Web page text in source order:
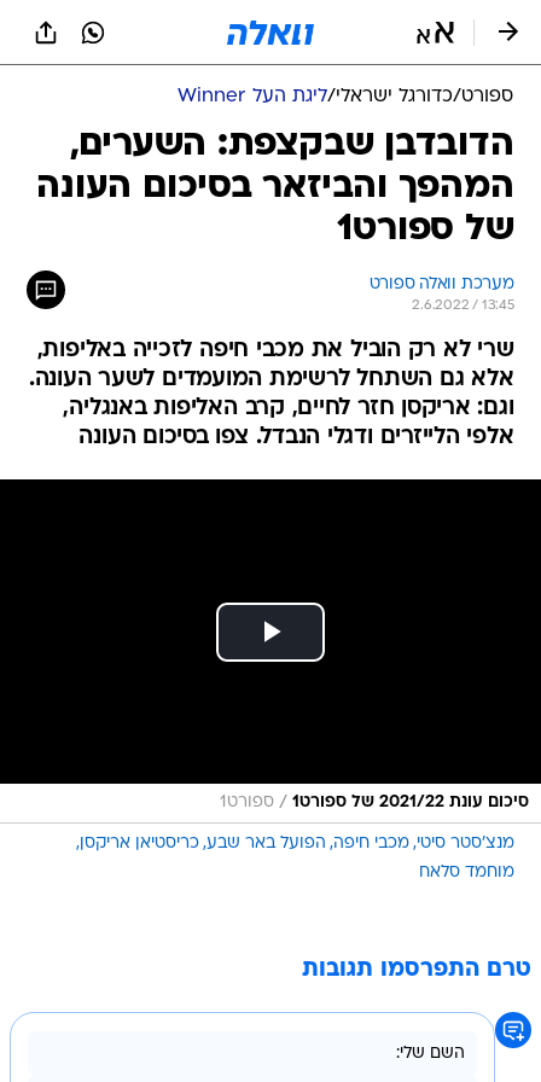
ספורט/כדורגל ישראלי/ליגת העל Winner
הדובדבן שבקצפת: השערים,
המהפך והביזאר בסיכום העונה
של ספורט1
מערכת וואלה ספורט
2.6.2022 / 13:45
שרי לא רק הוביל את מכבי חיפה לזכייה באליפות,
אלא גם השתחל לרשימת המועמדים לשער העונה.
וגם: אריקסן חזר לחיים, קרב האליפות באנגליה,
אלפי הלייזרים ודגלי הנבדל. צפו בסיכום העונה
סיכום עונת 2021/22 של ספורט1 / ספורט1
מנצ'סטר סיטי מכבי חיפה הפועל באר שבע כריסטיאן אריקסן
מוחמד סלאח
טרם התפרסמו תגובות